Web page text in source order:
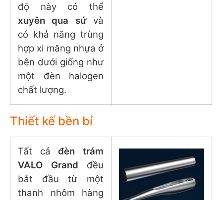
độ này có thể
xuyên qua sứvà
có khả năng trùng
hợp xi măng nhựa ở
bên dưới giống như
một đèn halogen
chất lượng.
Thiết kế bền bỉ
Tất cảđèn trám
VALO Grand đều
bắt đầu từ một
thanh nhôm hàng